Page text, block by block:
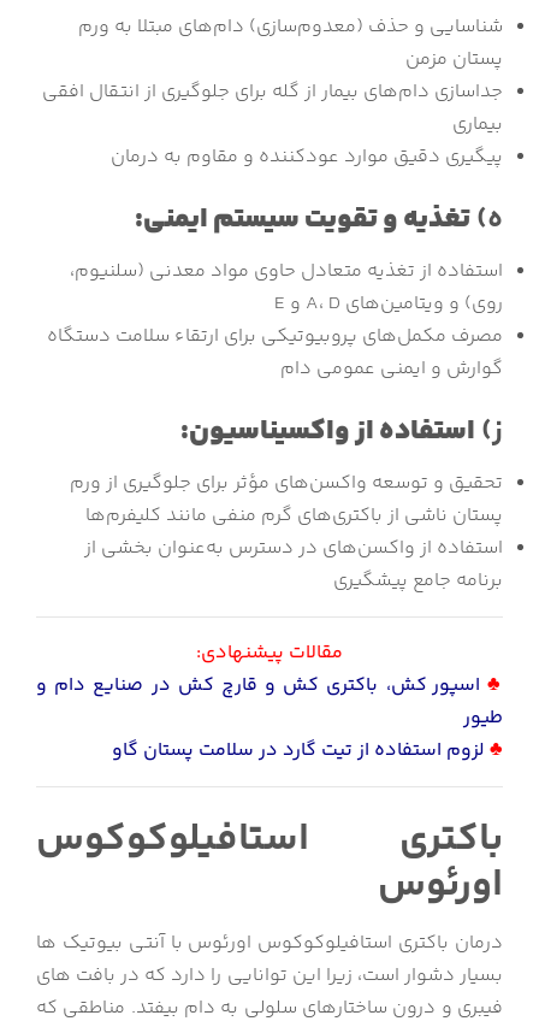
شناسایی و حذف (معدوم‌سازی) دام‌های مبتلا به ورم
پستان مزمن
جداسازی دام‌های بیمار از گله برای جلوگیری از انتقال افقی
بیماری
پیگیری دقیق موارد عودکننده و مقاوم به درمان
ه)تغذیه و تقویت سیستم ایمنی:
استفاده از تغذیه متعادل حاوی مواد معدنی (سلنیوم،
روی) و ویتامین‌های A، D و E
مصرف مکمل‌های پروبیوتیکی برای ارتقاء سلامت دستگاه
گوارش و ایمنی عمومی دام
ز)استفاده از واکسیناسیون:
تحقیق و توسعه واکسن‌های مؤثر برای جلوگیری از ورم
پستان ناشی از باکتری‌های گرم منفی مانند کلیفرم‌ها
استفاده از واکسن‌های در دسترس به‌عنوان بخشی از
برنامه جامع پیشگیری
مقالات پیشنهادی:
♣ اسپور کش، باکتری کش و قارچ کش در صنایع دام و
طیور
♣ لزوم استفاده از تیت گارد در سلامت پستان گاو
باکتری استافیلوکوکوس
اورئوس
درمان باکتری استافیلوکوکوس اورئوس با آنتی بیوتیک ها
بسیار دشوار است، زیرا این توانایی را دارد که در بافت های
فیبری و درون ساختارهای سلولی به دام بیفتد. مناطقی که